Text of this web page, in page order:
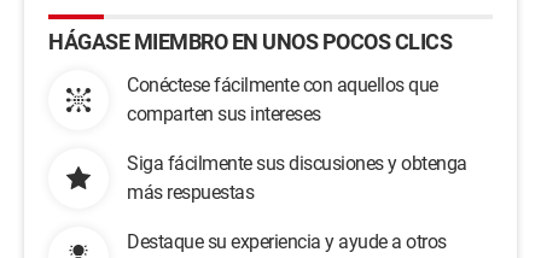
HÁGASE MIEMBRO EN UNOS POCOS CLICS
Conéctese fácilmente con aquellos que
comparten sus intereses
Siga fácilmente sus discusiones y obtenga
más respuestas
Destaque su experiencia y ayude a otros